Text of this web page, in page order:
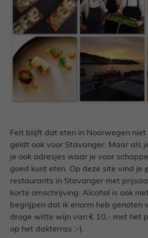
Feit blijft dat eten in Noorwegen
geldt ook voor Stavanger. Maar als
je ook adresjes waar je voor
goed kunt eten. Op deze site vind je
restaurants in Stavanger met
korte omschrijving. Alcohol is ook
begrijpen dat ik enorm heb genoten
droge witte wijn van € 10,- met het
op het dakterras :-).